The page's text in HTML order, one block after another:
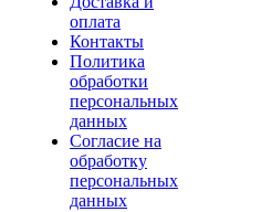
оплата
Контакты
Политика
обработки
персональных
данных
Согласие на
обработку
персональных
данных